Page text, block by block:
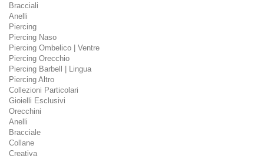
Bracciali
Anelli
Piercing
Piercing Naso
Piercing Ombelico | Ventre
Piercing Orecchio
Piercing Barbell | Lingua
Piercing Altro
Collezioni Particolari
Gioielli Esclusivi
Orecchini
Anelli
Bracciale
Collane
Creativa